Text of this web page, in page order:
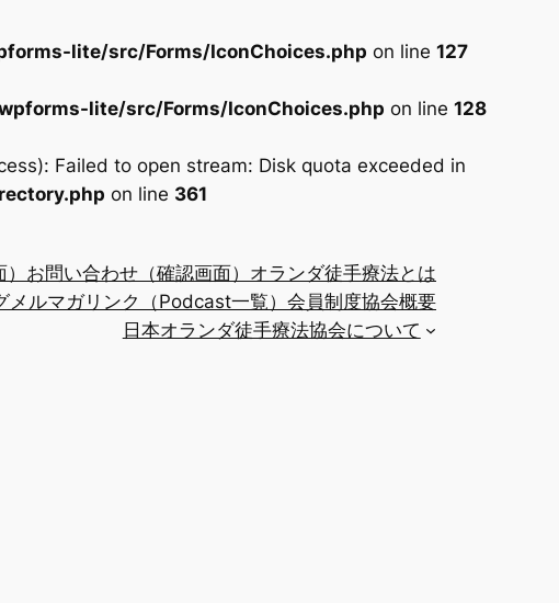
lite/src/Forms/IconChoices.php on line 127
lite/src/Forms/IconChoices.php on line 128
Failed to open stream: Disk quota exceeded in
on line 361
お問い合わせ（確認画面） オランダ徒手療法とは
メルマガリンク（Podcast一覧） 会員制度協会概要
日本オランダ徒手療法協会について